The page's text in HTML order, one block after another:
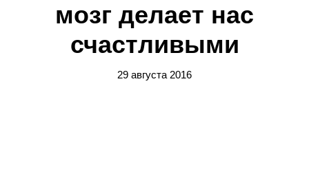
мозг делает нас
счастливыми
29 августа 2016